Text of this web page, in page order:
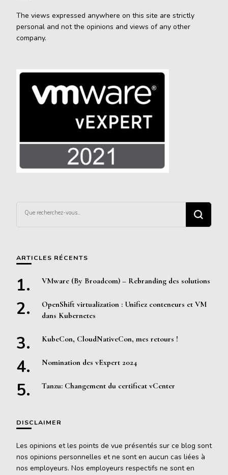
The views expressed anywhere on this site are strictly
personal and not the opinions and views of any other
company.
recherchiez
quelque
ARTICLES RÉCENTS
VMware (By Broadcom) – Rebranding des solutions
OpenShift virtualization : Unifiez conteneurs et VM
dans Kubernetes
KubeCon, CloudNativeCon, mes retours !
Nomination des vExpert 2024
Tanzu: Changement du certificat vCenter
DISCLAIMER
Les opinions et les points de vue présentés sur ce blog sont
nos opinions personnelles et ne sont en aucun cas liées à
nos employeurs. Nos employeurs respectifs ne sont en